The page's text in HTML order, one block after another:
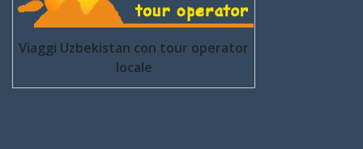
Viaggi Uzbekistan con tour operator
locale